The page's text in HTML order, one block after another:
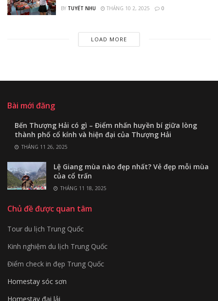
BY TUYẾT NHU THÁNG 10 2, 2025 0
LOAD MORE
Bài mới đăng
Bến Thượng Hải có gì – Điểm nhấn huyền bí giữa lòng
thành phố cổ kính và hiện đại của Thượng Hải
THÁNG 11 26, 2025
Lệ Giang mùa nào đẹp nhất? Vẻ đẹp mỗi mùa
của cổ trấn
THÁNG 11 18, 2025
Chủ đề được quan tâm
Tour du lịch Trung Quốc
Kinh nghiệm du lịch Trung Quốc
Điểm check in đẹp Trung Quốc
Homestay sóc sơn
Homestay đại lải